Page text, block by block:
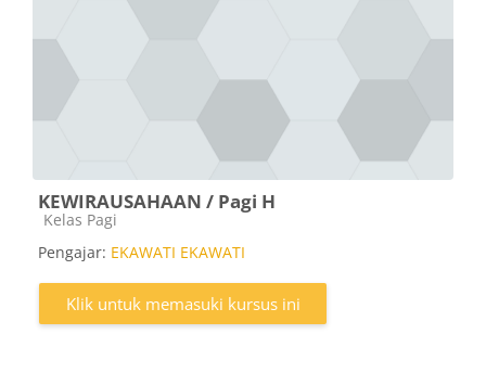
KEWIRAUSAHAAN / Pagi H
Kategori kursus
Kelas Pagi
Pengajar: EKAWATI EKAWATI
Klik untuk memasuki kursus ini